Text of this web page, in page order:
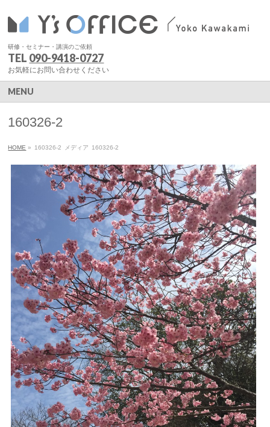
研修・セミナー・講演のご依頼
TEL 090-9418-0727
お気軽にお問い合わせください
MENU
160326-2
HOME » 160326-2 メディア 160326-2